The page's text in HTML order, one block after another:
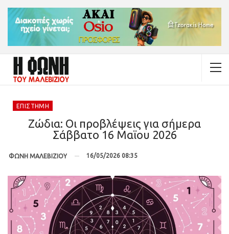
ΕΠΙΣΤΉΜΗ
Ζώδια: Οι προβλέψεις για σήμερα
Σάββατο 16 Μαϊου 2026
ΦΩΝΗ ΜΑΛΕΒΙΖΙΟΥ 16/05/2026 08:35